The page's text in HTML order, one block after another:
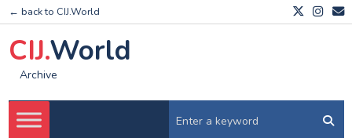
← back to CIJ.World
CIJ.World
Archive